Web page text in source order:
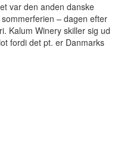
var den anden danske
– dagen efter
Kalum Winery skiller sig ud
fordi det pt. er Danmarks